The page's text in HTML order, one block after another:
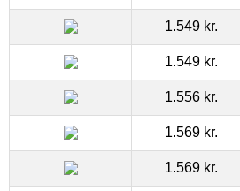
1.549 kr.
1.549 kr.
1.556 kr.
1.569 kr.
1.569 kr.